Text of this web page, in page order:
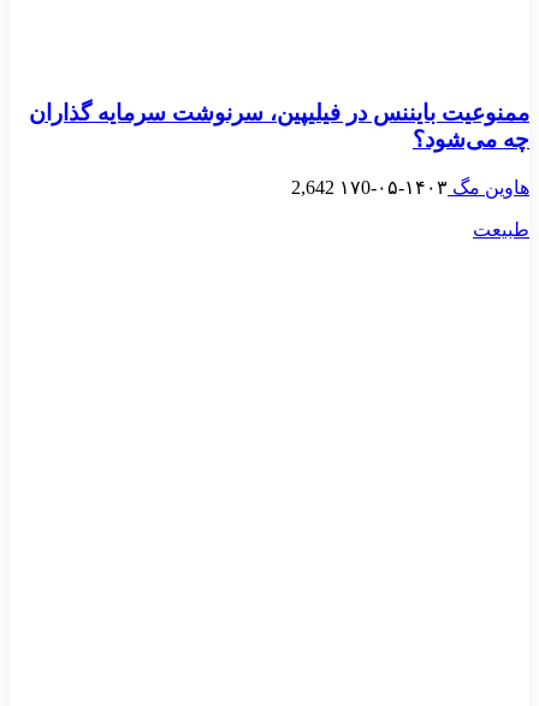
ممنوعیت بایننس در فیلیپین، سرنوشت سرمایه گذاران
چه می‌شود؟
هاوین مگ ۱۴۰۳-۰۵-۱۷ 0
2,642
طبیعت